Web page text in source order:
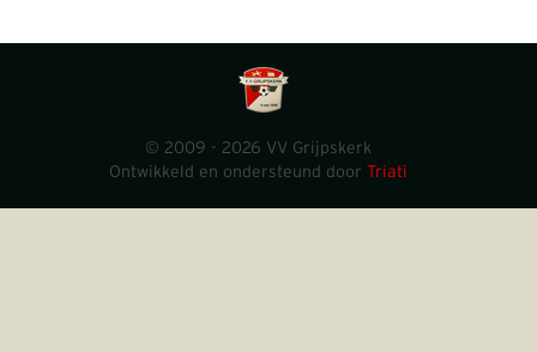
© 2009 - 2026 VV Grijpskerk
Ontwikkeld en ondersteund door Triati